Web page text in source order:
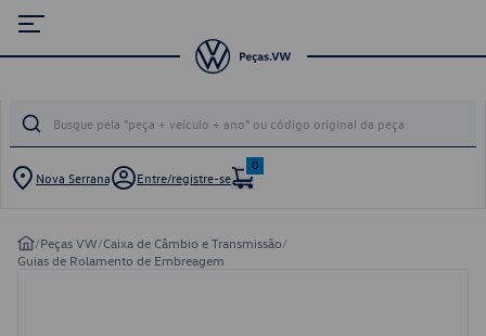
Nova Serrana Entre/registre-se
0
/Peças VW/Caixa de Câmbio e Transmissão/
Guias de Rolamento de Embreagem